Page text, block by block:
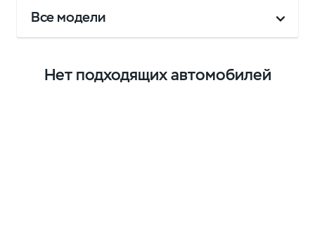
Все модели
Нет подходящих автомобилей